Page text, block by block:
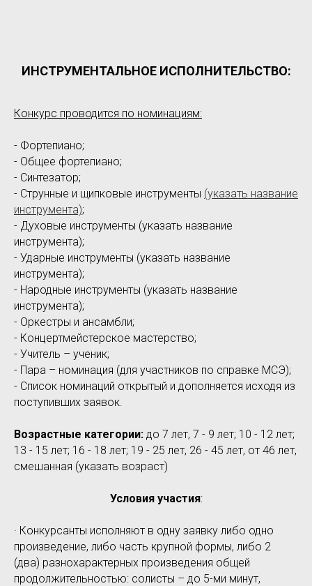
ИНСТРУМЕНТАЛЬНОЕ ИСПОЛНИТЕЛЬСТВО:
Конкурс проводится по номинациям:
- Фортепиано;
- Общее фортепиано;
- Синтезатор;
- Струнные и щипковые инструменты (указать название
инструмента);
- Духовые инструменты (указать название
инструмента);
- Ударные инструменты (указать название
инструмента);
- Народные инструменты (указать название
инструмента);
- Оркестры и ансамбли;
- Концертмейстерское мастерство;
- Учитель – ученик;
- Пара – номинация (для участников по справке МСЭ);
- Список номинаций открытый и дополняется исходя из
поступивших заявок.
Возрастные категории: до 7 лет, 7 - 9 лет; 10 - 12 лет;
13 - 15 лет; 16 - 18 лет; 19 - 25 лет, 26 - 45 лет, от 46 лет,
смешанная (указать возраст)
Условия участия:
· Конкурсанты исполняют в одну заявку либо одно
произведение, либо часть крупной формы, либо 2
(два) разнохарактерных произведения общей
продолжительностью: солисты – до 5-ми минут,